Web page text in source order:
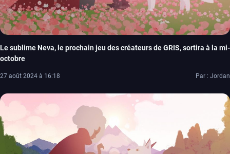
Le sublime Neva, le prochain jeu des créateurs de GRIS, sortira à la mi-
octobre
27 août 2024 à 16:18 Par : Jordan